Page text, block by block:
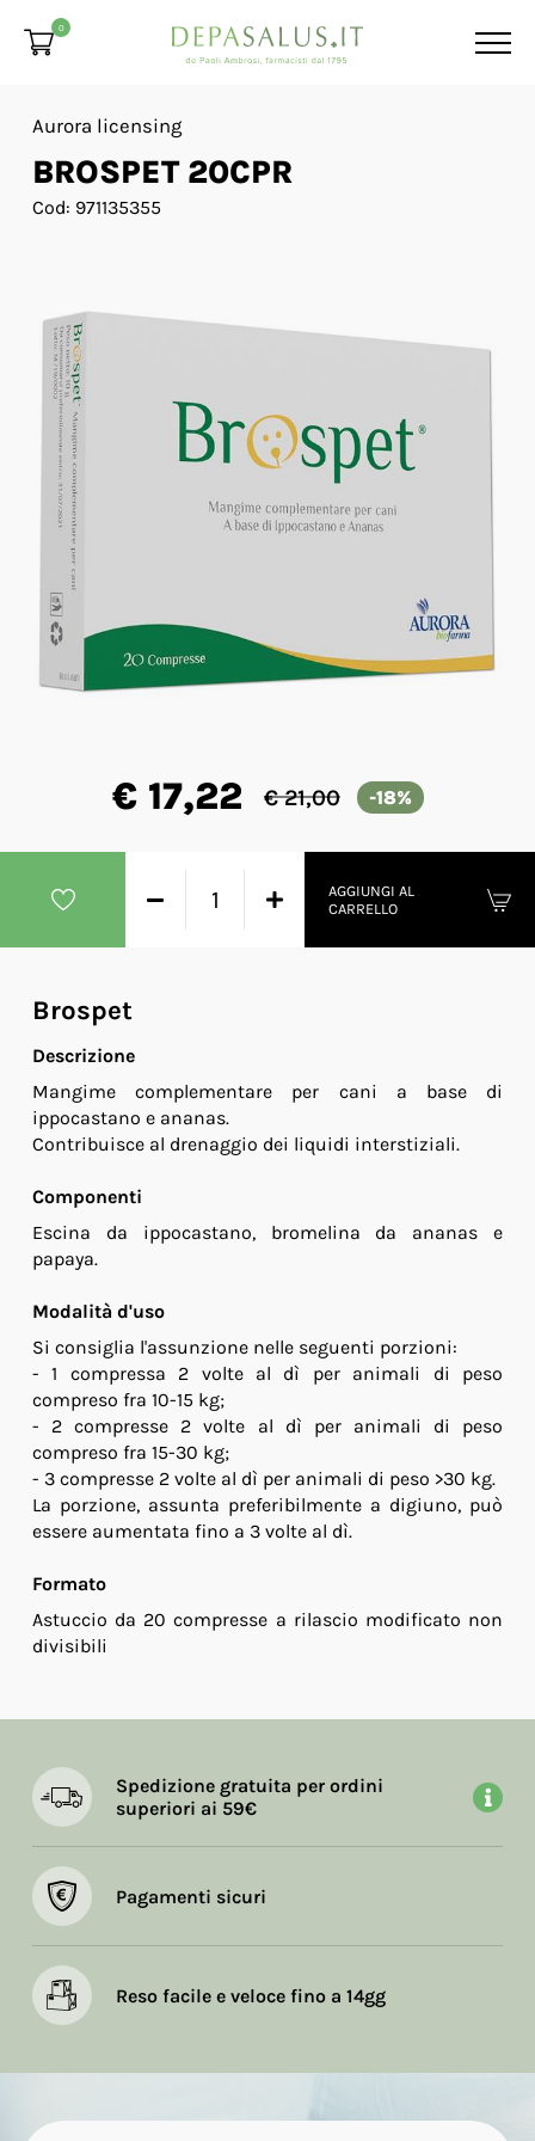
0
Aurora licensing
BROSPET 20CPR
Cod: 971135355
€ 17,22 € 21,00 -18%
AGGIUNGI AL
CARRELLO
Brospet
Descrizione
Mangime complementare per cani a base di
ippocastano e ananas.
Contribuisce al drenaggio dei liquidi interstiziali.
Componenti
Escina da ippocastano, bromelina da ananas e
papaya.
Modalità d'uso
Si consiglia l'assunzione nelle seguenti porzioni:
- 1 compressa 2 volte al dì per animali di peso
compreso fra 10-15 kg;
- 2 compresse 2 volte al dì per animali di peso
compreso fra 15-30 kg;
- 3 compresse 2 volte al dì per animali di peso >30 kg.
La porzione, assunta preferibilmente a digiuno, può
essere aumentata fino a 3 volte al dì.
Formato
Astuccio da 20 compresse a rilascio modificato non
divisibili
Spedizione gratuita per ordini
superiori ai 59€
Pagamenti sicuri
Reso facile e veloce fino a 14gg